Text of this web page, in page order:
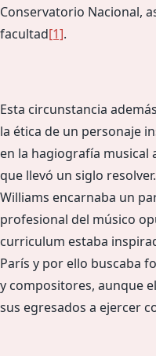
Conservatorio Nacional,
facultad[1].
Esta circunstancia
la ética de un personaje
en la hagiografía
que llevó un siglo
Williams encarnaba un
profesional del músico
curriculum estaba
París y por ello buscaba
y compositores, aunque
sus egresados a ejercer